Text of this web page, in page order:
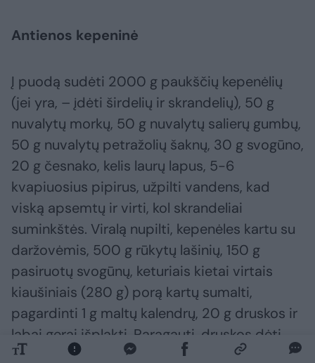
Antienos kepeninė
Į puodą sudėti 2000 g paukščių kepenėlių
(jei yra, – įdėti širdelių ir skrandelių), 50 g
nuvalytų morkų, 50 g nuvalytų salierų gumbų,
50 g nuvalytų petražolių šaknų, 30 g svogūno,
20 g česnako, kelis laurų lapus, 5-6
kvapiuosius pipirus, užpilti vandens, kad
viską apsemtų ir virti, kol skrandeliai
suminkštės. Viralą nupilti, kepenėles kartu su
daržovėmis, 500 g rūkytų lašinių, 150 g
pasiruotų svogūnų, keturiais kietai virtais
kiaušiniais (280 g) porą kartų sumalti,
pagardinti 1 g maltų kalendrų, 20 g druskos ir
labai gerai išplakti. Paragauti, druskos dėti
pagal skonį, bet ne per daug. Palikti per naktį